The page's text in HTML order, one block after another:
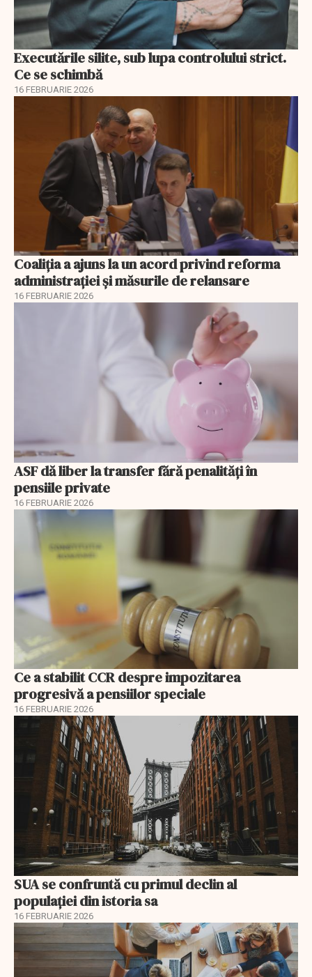
Executările silite, sub lupa controlului strict.
Ce se schimbă
16 FEBRUARIE 2026
Coaliția a ajuns la un acord privind reforma
administrației și măsurile de relansare
16 FEBRUARIE 2026
ASF dă liber la transfer fără penalități în
pensiile private
16 FEBRUARIE 2026
Ce a stabilit CCR despre impozitarea
progresivă a pensiilor speciale
16 FEBRUARIE 2026
SUA se confruntă cu primul declin al
populației din istoria sa
16 FEBRUARIE 2026